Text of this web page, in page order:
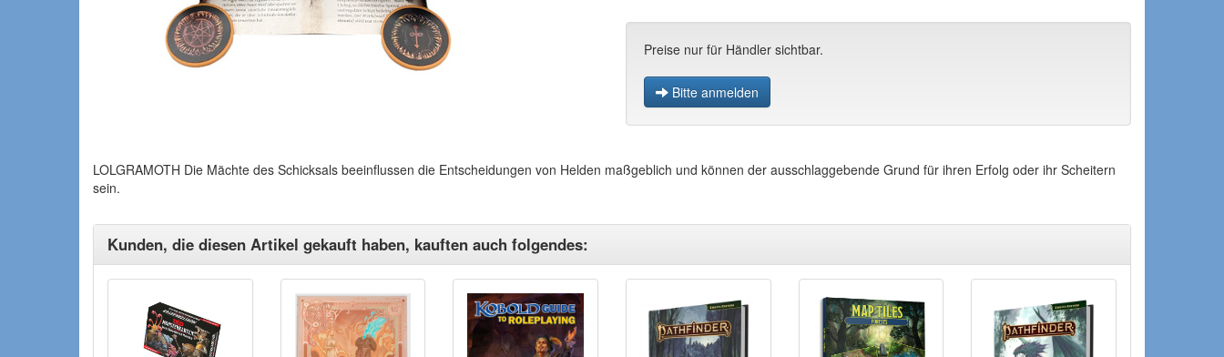
Preise nur für Händler sichtbar.
Bitte anmelden
LOLGRAMOTH Die Mächte des Schicksals beeinflussen die Entscheidungen von Helden maßgeblich und können der ausschlaggebende Grund für ihren Erfolg oder ihr Scheitern
sein.
Kunden, die diesen Artikel gekauft haben, kauften auch folgendes: